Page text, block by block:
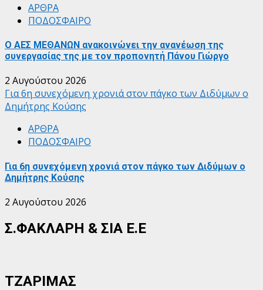
ΑΡΘΡΑ
ΠΟΔΟΣΦΑΙΡΟ
Ο ΑΕΣ ΜΕΘΑΝΩΝ ανακοινώνει την ανανέωση της
συνεργασίας της με τον προπονητή Πάνου Γιώργο
2 Αυγούστου 2026
Για 6η συνεχόμενη χρονιά στον πάγκο των Διδύμων ο
Δημήτρης Κούσης
ΑΡΘΡΑ
ΠΟΔΟΣΦΑΙΡΟ
Για 6η συνεχόμενη χρονιά στον πάγκο των Διδύμων ο
Δημήτρης Κούσης
2 Αυγούστου 2026
Σ.ΦΑΚΛΑΡΗ & ΣΙΑ Ε.Ε
ΤΖΑΡΙΜΑΣ